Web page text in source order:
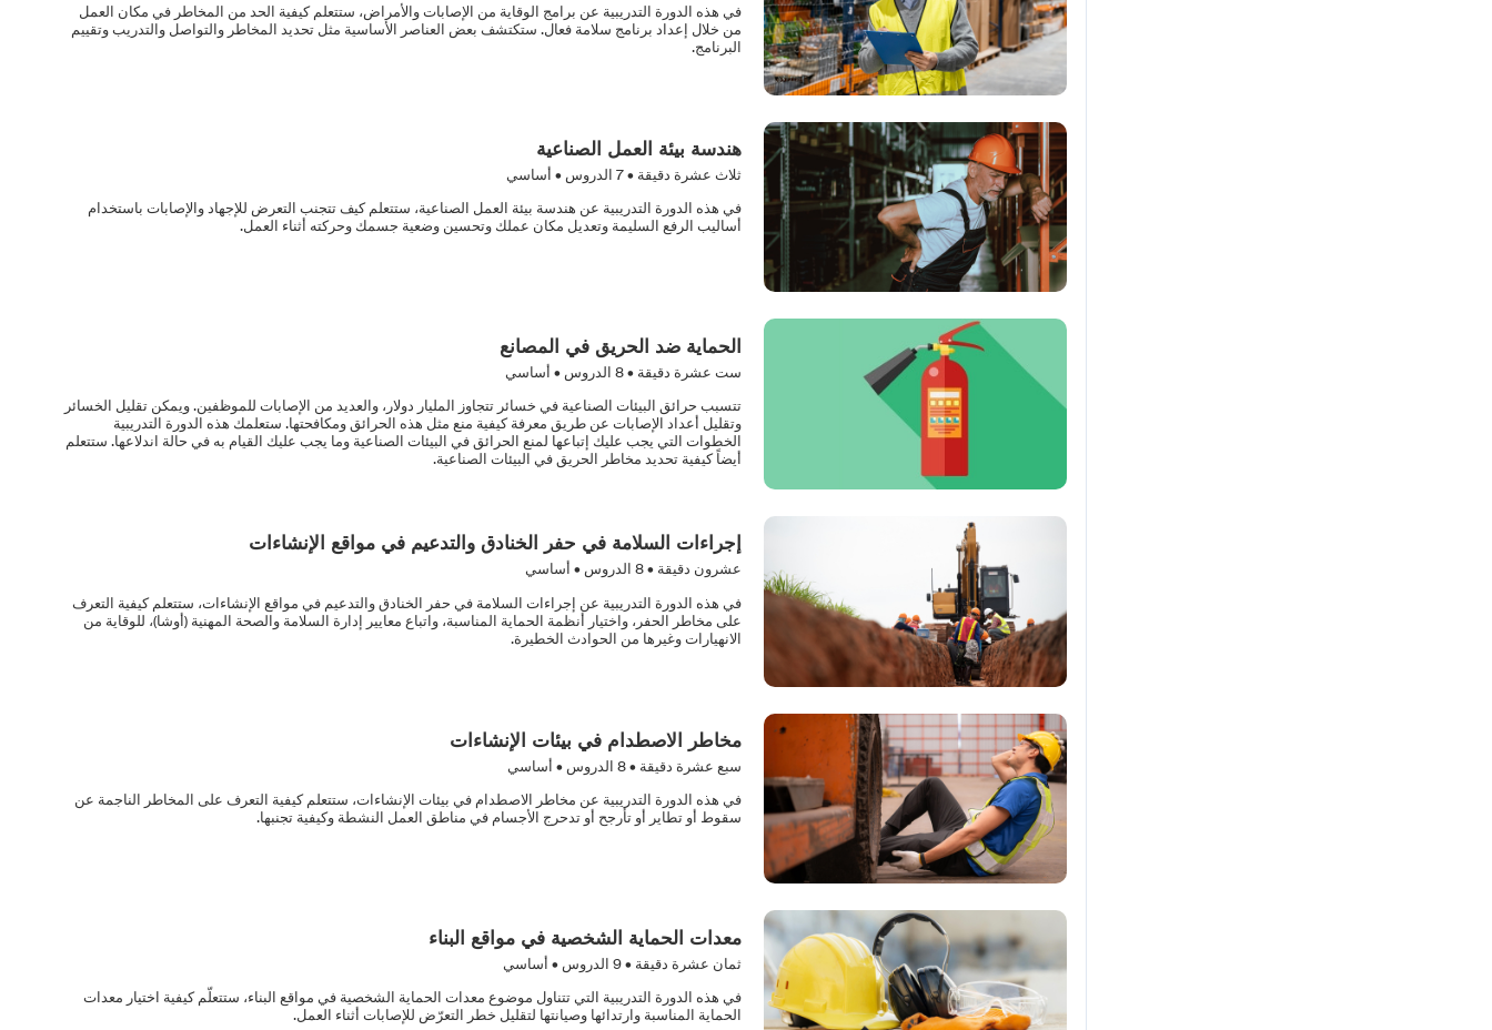
في هذه الدورة التدريبية عن برامج الوقاية من الإصابات والأمراض، ستتعلم كيفية الحد من المخاطر في مكان العمل
من خلال إعداد برنامج سلامة فعال. ستكتشف بعض العناصر الأساسية مثل تحديد المخاطر والتواصل والتدريب وتقييم
البرنامج.
هندسة بيئة العمل الصناعية
ثلاث عشرة دقيقة •7الدروس • أساسي
في هذه الدورة التدريبية عن هندسة بيئة العمل الصناعية، ستتعلم كيف تتجنب التعرض للإجهاد والإصابات باستخدام
أساليب الرفع السليمة وتعديل مكان عملك وتحسين وضعية جسمك وحركته أثناء العمل.
الحماية ضد الحريق في المصانع
ست عشرة دقيقة •8الدروس • أساسي
تتسبب حرائق البيئات الصناعية في خسائر تتجاوز المليار دولار، والعديد من الإصابات للموظفين. ويمكن تقليل الخسائر
وتقليل أعداد الإصابات عن طريق معرفة كيفية منع مثل هذه الحرائق ومكافحتها. ستعلمك هذه الدورة التدريبية
الخطوات التي يجب عليك إتباعها لمنع الحرائق في البيئات الصناعية وما يجب عليك القيام به في حالة اندلاعها. ستتعلم
أيضاً كيفية تحديد مخاطر الحريق في البيئات الصناعية.
إجراءات السلامة في حفر الخنادق والتدعيم في مواقع الإنشاءات
عشرون دقيقة •8الدروس • أساسي
في هذه الدورة التدريبية عن إجراءات السلامة في حفر الخنادق والتدعيم في مواقع الإنشاءات، ستتعلم كيفية التعرف
على مخاطر الحفر، واختيار أنظمة الحماية المناسبة، واتباع معايير إدارة السلامة والصحة المهنية (أوشا)، للوقاية من
الانهيارات وغيرها من الحوادث الخطيرة.
مخاطر الاصطدام في بيئات الإنشاءات
سبع عشرة دقيقة •8الدروس • أساسي
في هذه الدورة التدريبية عن مخاطر الاصطدام في بيئات الإنشاءات، ستتعلم كيفية التعرف على المخاطر الناجمة عن
سقوط أو تطاير أو تأرجح أو تدحرج الأجسام في مناطق العمل النشطة وكيفية تجنبها.
معدات الحماية الشخصية في مواقع البناء
ثمان عشرة دقيقة •9الدروس • أساسي
في هذه الدورة التدريبية التي تتناول موضوع معدات الحماية الشخصية في مواقع البناء، ستتعلّم كيفية اختيار معدات
الحماية المناسبة وارتدائها وصيانتها لتقليل خطر التعرّض للإصابات أثناء العمل.